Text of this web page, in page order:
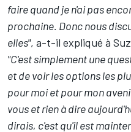
faire quand je n'ai pas
prochaine. Donc nous
elles", a-t-il expliqué à
"C'est simplement une
et de voir les options les
pour moi et pour mon
vous et rien à dire
dirais, c'est qu'il est